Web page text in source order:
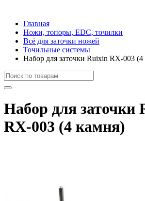
Главная
Ножи, топоры, EDC, точилки
Всё для заточки ножей
Точильные системы
Набор для заточки Ruixin RX-003 (4
Набор для заточки
RX-003 (4 камня)